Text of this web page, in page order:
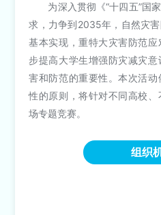
为深入贯彻《“十四五”国
求，力争到2035年，自然灾
基本实现，重特大灾害防范
步提高大学生增强防灾减灾
害和防范的重要性。本次活
性的原则，将针对不同高校
场专题竞赛。
组织